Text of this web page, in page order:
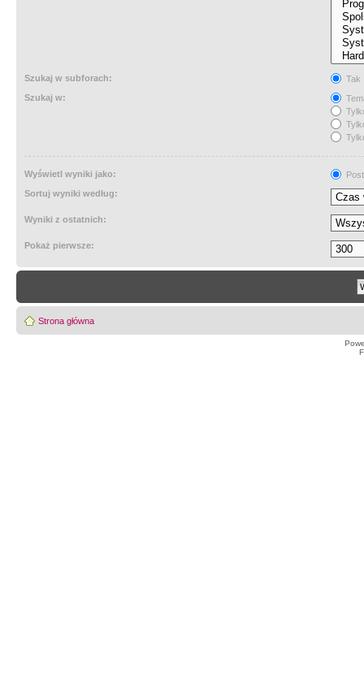
Szukaj w subforach:
Tak
Szukaj w:
Wyświetl wyniki jako:
Sortuj wyniki według:
Wyniki z ostatnich:
Pokaż pierwsze:
Strona główna